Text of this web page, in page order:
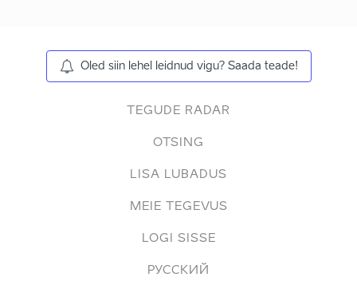
Oled siin lehel leidnud vigu? Saada teade!
TEGUDE RADAR
OTSING
LISA LUBADUS
MEIE TEGEVUS
LOGI SISSE
РУССКИЙ